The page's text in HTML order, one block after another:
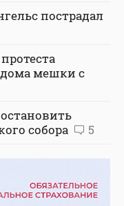
пострадал
дома мешки с
собора
5